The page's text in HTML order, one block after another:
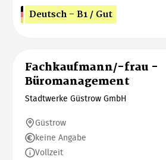
Deutsch - B1 / Gut
Fachkaufmann/-frau -
Büromanagement
Stadtwerke Güstrow GmbH
Güstrow
keine Angabe
Vollzeit